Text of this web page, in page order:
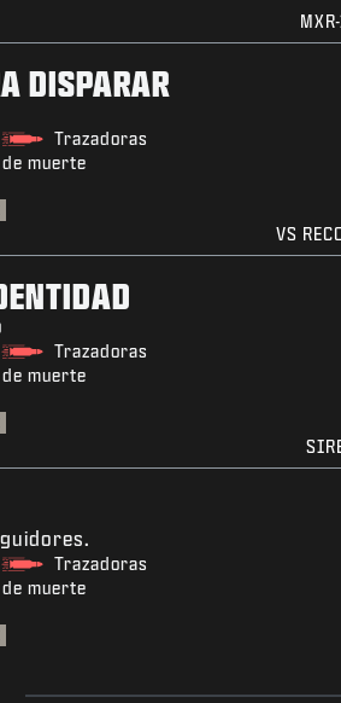
DISPARAR
Trazadoras
muerte
VS
Trazadoras
muerte
Trazadoras
muerte